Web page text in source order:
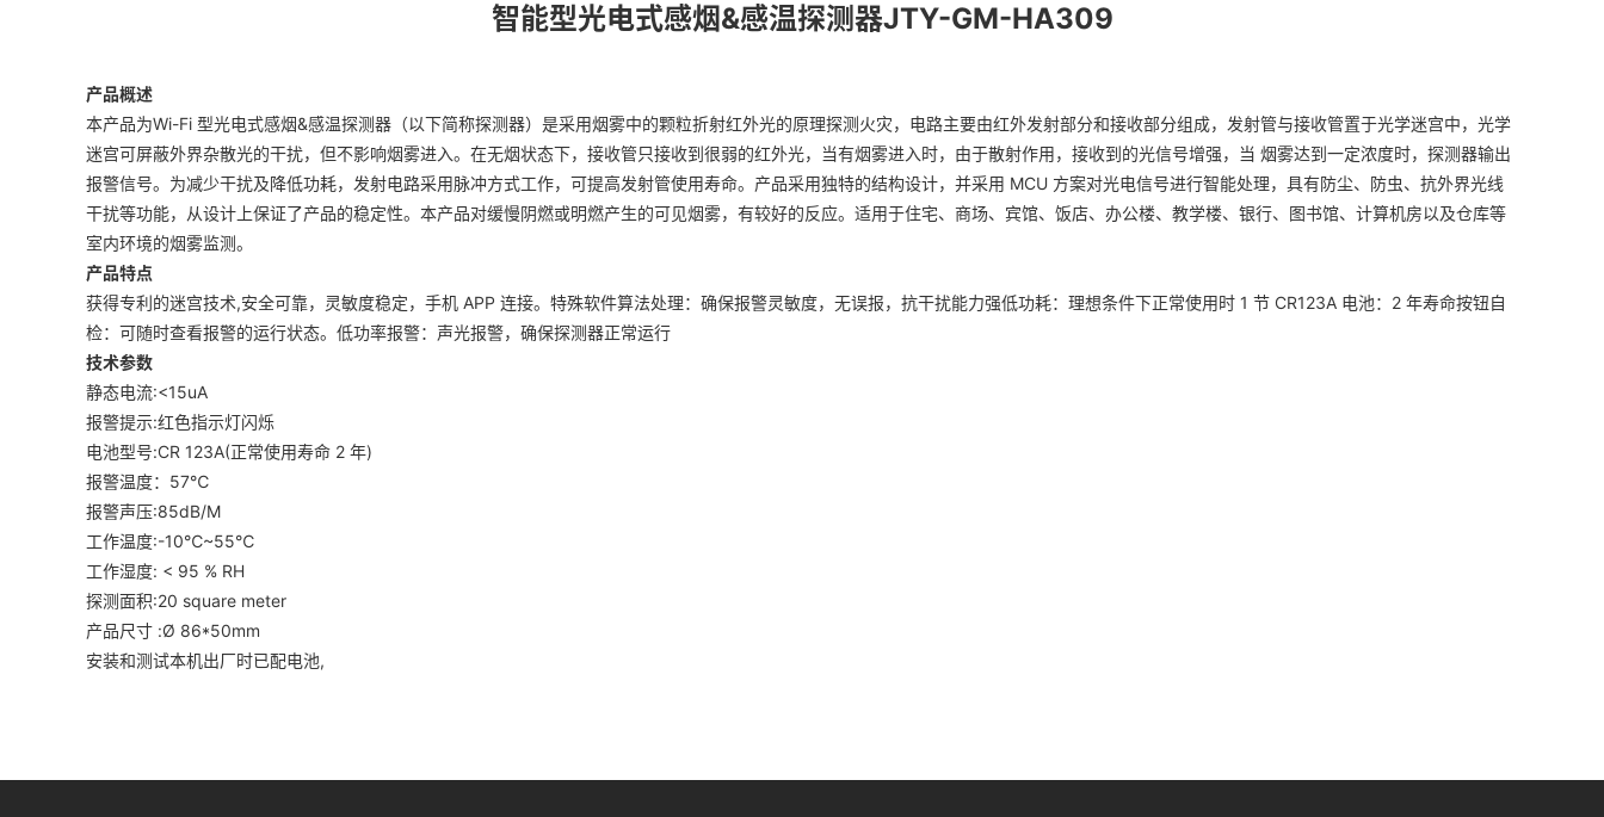
智能型光电式感烟&感温探测器JTY-GM-HA309
产品概述
本产品为Wi-Fi 型光电式感烟&感温探测器（以下简称探测器）是采用烟雾中的颗粒折射红外光的原理探测火灾，电路主要由红外发射部分和接收部分组成，发射管与接收管置于光学迷宫中，光学
迷宫可屏蔽外界杂散光的干扰，但不影响烟雾进入。在无烟状态下，接收管只接收到很弱的红外光，当有烟雾进入时，由于散射作用，接收到的光信号增强，当 烟雾达到一定浓度时，探测器输出
报警信号。为减少干扰及降低功耗，发射电路采用脉冲方式工作，可提高发射管使用寿命。产品采用独特的结构设计，并采用 MCU 方案对光电信号进行智能处理，具有防尘、防虫、抗外界光线
干扰等功能，从设计上保证了产品的稳定性。本产品对缓慢阴燃或明燃产生的可见烟雾，有较好的反应。适用于住宅、商场、宾馆、饭店、办公楼、教学楼、银行、图书馆、计算机房以及仓库等
室内环境的烟雾监测。
产品特点
获得专利的迷宫技术,安全可靠，灵敏度稳定，手机 APP 连接。特殊软件算法处理：确保报警灵敏度，无误报，抗干扰能力强低功耗：理想条件下正常使用时 1 节 CR123A 电池：2 年寿命按钮自
检：可随时查看报警的运行状态。低功率报警：声光报警，确保探测器正常运行
技术参数
静态电流:<15uA
报警提示:红色指示灯闪烁
电池型号:CR 123A(正常使用寿命 2 年)
报警温度：57℃
报警声压:85dB/M
工作温度:-10℃~55℃
工作湿度: < 95 % RH
探测面积:20 square meter
产品尺寸 :Ø 86*50mm
安装和测试本机出厂时已配电池,